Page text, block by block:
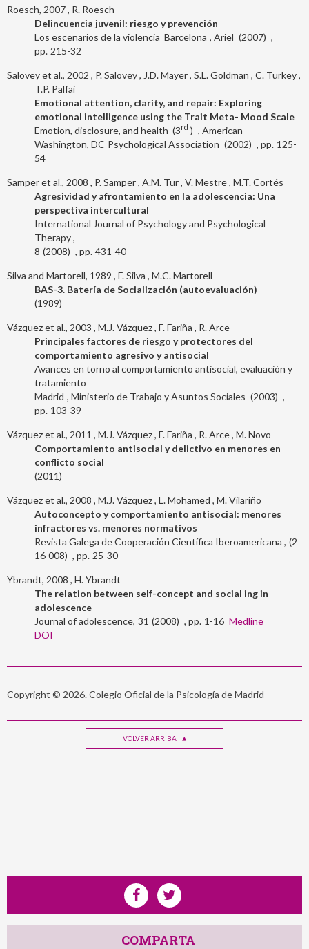
Roesch, 2007 R. Roesch
Delincuencia juvenil: riesgo y prevención
Los escenarios de la violencia
Ariel
Barcelona
2007
215-32
Salovey et al., 2002 P. Salovey J.D. Mayer S.L. Goldman C. Turkey
T.P. Palfai
Emotional attention, clarity, and repair: Exploring
emotional intelligence using the Trait Meta- Mood Scale
Emotion, disclosure, and health
3rd
American
Psychological Association
Washington, DC 2002
125-
54
Samper et al., 2008 P. Samper A.M. Tur V. Mestre M.T. Cortés
Agresividad y afrontamiento en la adolescencia: Una
perspectiva intercultural
International Journal of Psychology and Psychological
Therapy
8 2008 431-40
Silva and Martorell, 1989 F. Silva M.C. Martorell
BAS-3. Batería de Socialización (autoevaluación)
1989
Vázquez et al., 2003 M.J. Vázquez F. Fariña
R. Arce
Principales factores de riesgo y protectores del
comportamiento agresivo y antisocial
Avances en torno al comportamiento antisocial, evaluación y
tratamiento
Ministerio de Trabajo y Asuntos Sociales
Madrid
2003
103-39
Vázquez et al., 2011 M.J. Vázquez F. Fariña R. Arce M. Novo
Comportamiento antisocial y delictivo en menores en
conflicto social
2011
Vázquez et al., 2008 M.J. Vázquez L. Mohamed M. Vilariño
Autoconcepto y comportamiento antisocial: menores
infractores vs. menores normativos
Revista Galega de Cooperación Científica Iberoamericana
16
2
008
25-30
Ybrandt, 2008 H. Ybrandt
The relation between self-concept and social ing in
adolescence
Journal of adolescence 31 2008 1-16 Medline
DOI
Copyright © 2026. Colegio Oficial de la Psicología de Madrid
VOLVER ARRIBA
COMPARTA